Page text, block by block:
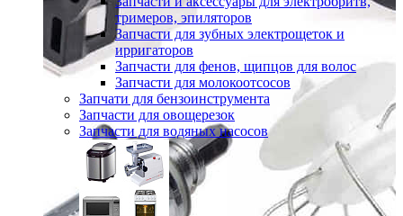
тримеров, эпиляторов
Запчасти для зубных электрощеток и
ирригаторов
Запчасти для фенов, щипцов для волос
Запчасти для молокоотсосов
Запчати для бензоинструмента
Запчасти для овощерезок
Запчасти для водяных насосов